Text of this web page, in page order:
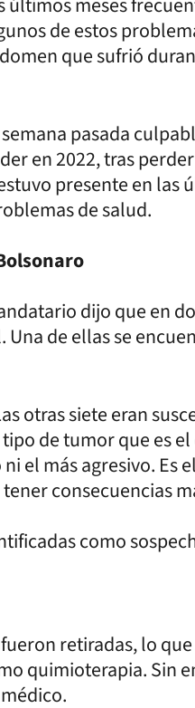
de estos
que sufrió
pasada
en 2022, tras
presente en las
de salud.
dijo que en
de ellas se
otras siete eran
de tumor que es
el más agresivo. Es
consecuencias
como
retiradas, lo
quimioterapia. Sin